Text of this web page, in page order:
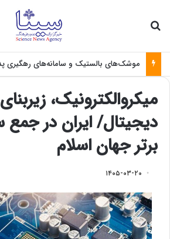
میکروالکترونیک،
دیجیتال/ ایران در
برتر جهان اسلام
۱۴۰۵-۰۳-۲۰